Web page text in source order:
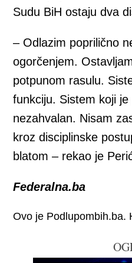
Sudu BiH ostaju dva
– Odlazim poprilično
ogorčenjem.
potpunom rasulu.
funkciju. Sistem koji
nezahvalan. Nisam
kroz disciplinske
blatom – rekao je
Federalna.ba
Ovo je Podlupombih.ba.